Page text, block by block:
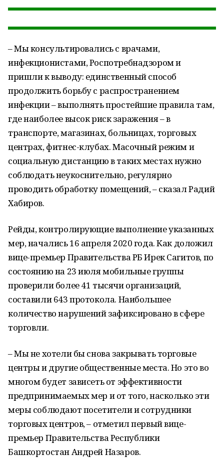
– Мы консультировались с врачами,
инфекционистами, Роспотребнадзором и
пришли к выводу: единственный способ
продолжить борьбу с распространением
инфекции – выполнять простейшие правила там,
где наиболее высок риск заражения – в
транспорте, магазинах, больницах, торговых
центрах, фитнес-клубах. Масочный режим и
социальную дистанцию в таких местах нужно
соблюдать неукоснительно, регулярно
проводить обработку помещений, – сказал Радий
Хабиров.
Рейды, контролирующие выполнение указанных
мер, начались 16 апреля 2020 года. Как доложил
вице-премьер Правительства РБ Ирек Сагитов, по
состоянию на 23 июля мобильные группы
проверили более 41 тысячи организаций,
составили 643 протокола. Наибольшее
количество нарушений зафиксировано в сфере
торговли.
– Мы не хотели бы снова закрывать торговые
центры и другие общественные места. Но это во
многом будет зависеть от эффективности
предпринимаемых мер и от того, насколько эти
меры соблюдают посетители и сотрудники
торговых центров, – отметил первый вице-
премьер Правительства Республики
Башкортостан Андрей Назаров.